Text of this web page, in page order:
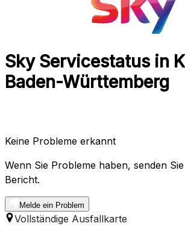
Sky Servicestatus in
Baden-Württemberg
Keine Probleme erkannt
Wenn Sie Probleme haben, senden
Bericht.
Melde ein Problem
Vollständige Ausfallkarte